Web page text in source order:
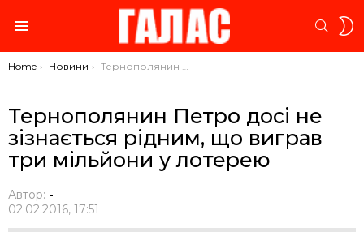
You are here:
Home Новини Тернополянин Петро досі не зізнається рідним, що виграв три мільйони у лотерею
Тернополянин Петро досі не
зізнається рідним, що виграв
три мільйони у лотерею
Автор: -
02.02.2016, 17:51